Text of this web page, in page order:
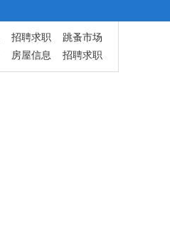
招聘求职
跳蚤市场
房屋信息 招聘求职